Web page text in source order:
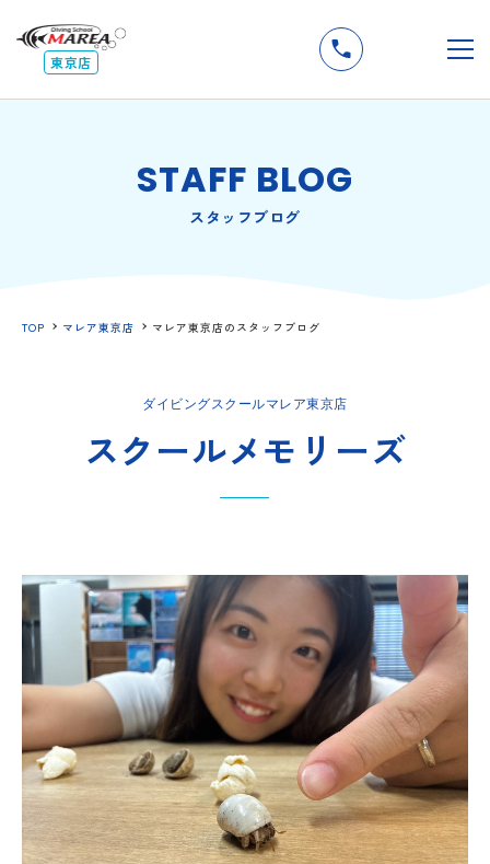
東京店
STAFF BLOG
スタッフブログ
TOP マレア東京店 マレア東京店のスタッフブログ
ダイビングスクールマレア東京店
スクールメモリーズ